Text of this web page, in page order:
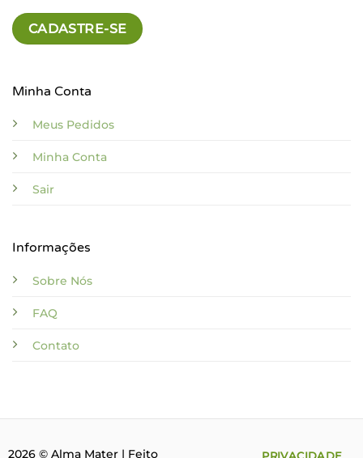
Minha Conta
Meus Pedidos
Minha Conta
Sair
Informações
Sobre Nós
FAQ
Contato
CADASTRE-SE
2026 © Alma Mater | Feito